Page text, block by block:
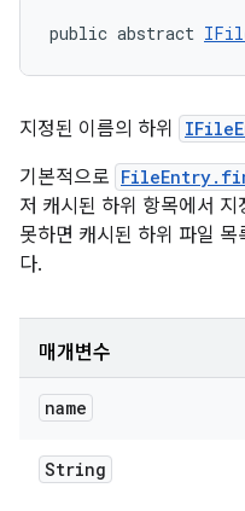
public abstract
지정된 이름의 하위
기본적으로
저 캐시된 하위 항목에서 지
못하면 캐시된 하위 파일
다.
매개변수
name
String